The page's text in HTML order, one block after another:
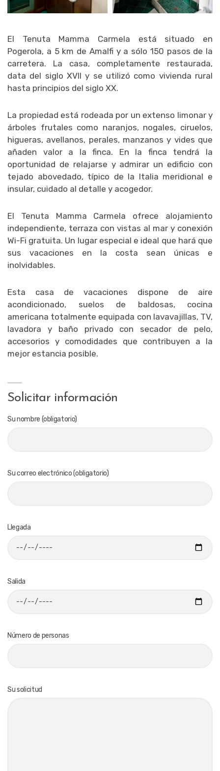
El Tenuta Mamma Carmela está situado en
Pogerola, a 5 km de Amalfi y a sólo 150 pasos de la
carretera. La casa, completamente restaurada,
data del siglo XVII y se utilizó como vivienda rural
hasta principios del siglo XX.
La propiedad está rodeada por un extenso limonar y
árboles frutales como naranjos, nogales, ciruelos,
higueras, avellanos, perales, manzanos y vides que
añaden valor a la finca. En la finca tendrá la
oportunidad de relajarse y admirar un edificio con
tejado abovedado, típico de la Italia meridional e
insular, cuidado al detalle y acogedor.
El Tenuta Mamma Carmela ofrece alojamiento
independiente, terraza con vistas al mar y conexión
Wi-Fi gratuita. Un lugar especial e ideal que hará que
sus vacaciones en la costa sean únicas e
inolvidables.
Esta casa de vacaciones dispone de aire
acondicionado, suelos de baldosas, cocina
americana totalmente equipada con lavavajillas, TV,
lavadora y baño privado con secador de pelo,
accesorios y comodidades que contribuyen a la
mejor estancia posible.
Solicitar información
Su nombre (obligatorio)
Su correo electrónico (obligatorio)
Llegada
Salida
Número de personas
Su solicitud